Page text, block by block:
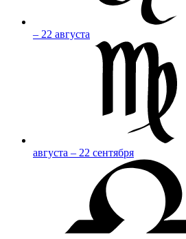
– 22 августа
августа – 22 сентября